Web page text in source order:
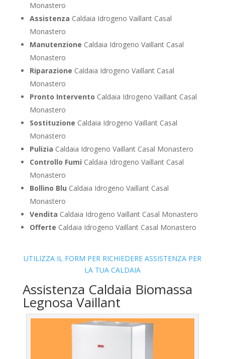
Monastero
Assistenza Caldaia Idrogeno Vaillant Casal
Monastero
Manutenzione Caldaia Idrogeno Vaillant Casal
Monastero
Riparazione Caldaia Idrogeno Vaillant Casal
Monastero
Pronto Intervento Caldaia Idrogeno Vaillant Casal
Monastero
Sostituzione Caldaia Idrogeno Vaillant Casal
Monastero
Pulizia Caldaia Idrogeno Vaillant Casal Monastero
Controllo Fumi Caldaia Idrogeno Vaillant Casal
Monastero
Bollino Blu Caldaia Idrogeno Vaillant Casal
Monastero
Vendita Caldaia Idrogeno Vaillant Casal Monastero
Offerte Caldaia Idrogeno Vaillant Casal Monastero
UTILIZZA IL FORM PER RICHIEDERE ASSISTENZA PER
LA TUA CALDAIA
Assistenza Caldaia Biomassa
Legnosa Vaillant